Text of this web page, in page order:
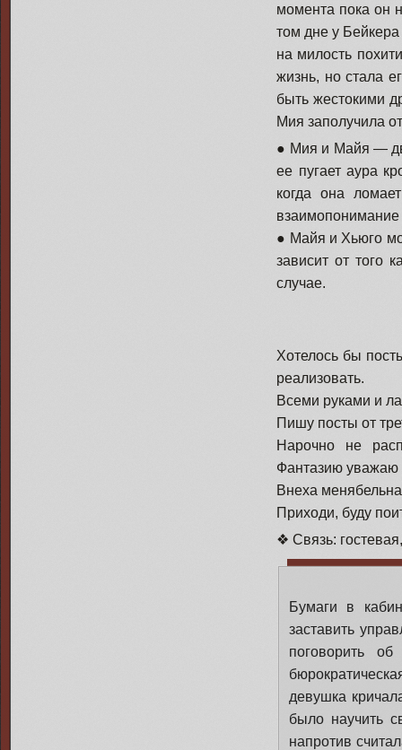
момента пока он
том дне у
на милость
жизнь, но стала
быть жестокими
Мия заполучила
● Мия и Майя —
ее пугает аура
когда она
взаимопонимание
● Майя и Хьюго
зависит от того
случае.
Хотелось бы
реализовать.
Всеми руками и
Пишу посты от
Нарочно не
Фантазию уважаю
Внеха
Приходи, буду
❖ Связь:
Бумаги в
заставить
поговорить
девушка
было научить
напротив